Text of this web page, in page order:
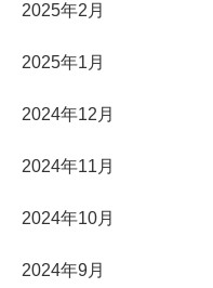
2025年2月
2025年1月
2024年12月
2024年11月
2024年10月
2024年9月